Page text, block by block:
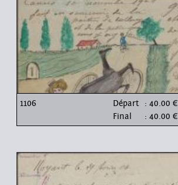
1106 Départ : 40.00 €
Final
: 40.00 €